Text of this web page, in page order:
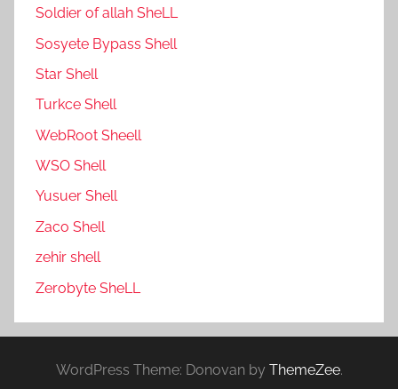
Soldier of allah SheLL
Sosyete Bypass Shell
Star Shell
Turkce Shell
WebRoot Sheell
WSO Shell
Yusuer Shell
Zaco Shell
zehir shell
Zerobyte SheLL
WordPress Theme: Donovan by ThemeZee.